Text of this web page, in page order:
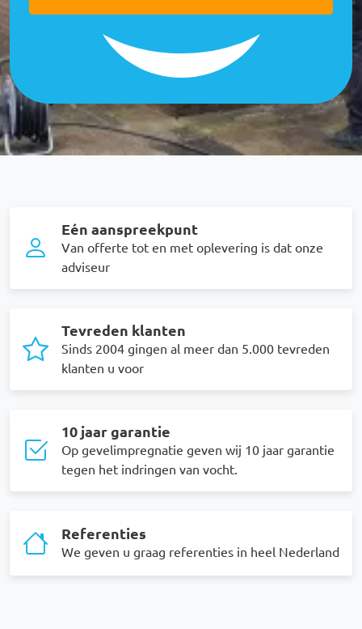
Eén aanspreekpunt
Van offerte tot en met oplevering is dat onze
adviseur
Tevreden klanten
Sinds 2004 gingen al meer dan 5.000 tevreden
klanten u voor
10 jaar garantie
Op gevelimpregnatie geven wij 10 jaar garantie
tegen het indringen van vocht.
Referenties
We geven u graag referenties in heel Nederland